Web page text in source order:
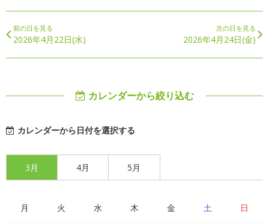
前の日を見る
2026年4月22日(水)
次の日を見る
2026年4月24日(金)
カレンダーから絞り込む
カレンダーから日付を選択する
3月 4月 5月
月 火 水 木 金 土 日